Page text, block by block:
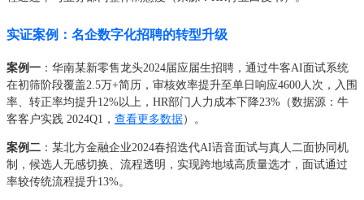
实证案例：名企数字化招聘的转型升级
案例一 ：华南某新零售龙头2024届应届生招聘，通过牛客AI面试系统
在初筛阶段覆盖2.5万+简历，审核效率提升至单日响应4600人次，入围
率、转正率均提升12%以上，HR部门人力成本下降23%（数据源：牛
客客户实践 2024Q1， 查看更多数据）。
案例二 ：某北方金融企业2024春招迭代AI语音面试与真人二面协同机
制，候选人无感切换、流程透明，实现跨地域高质量选才，面试通过
率较传统流程提升13%。